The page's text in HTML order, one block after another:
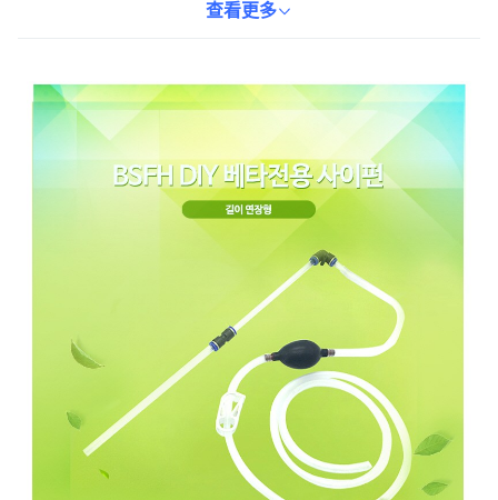
量的夾子，單手即可輕鬆操作。延長接頭設計，不僅適用於小型魚
查看更多